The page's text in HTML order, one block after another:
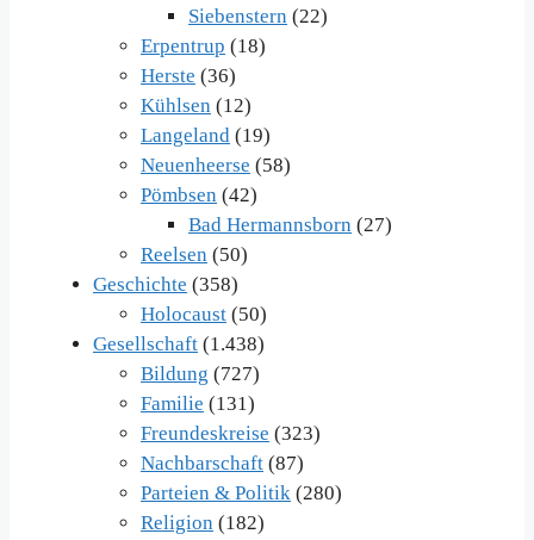
Siebenstern (22)
Erpentrup (18)
Herste (36)
Kühlsen (12)
Langeland (19)
Neuenheerse (58)
Pömbsen (42)
Bad Hermannsborn (27)
Reelsen (50)
Geschichte (358)
Holocaust (50)
Gesellschaft (1.438)
Bildung (727)
Familie (131)
Freundeskreise (323)
Nachbarschaft (87)
Parteien & Politik (280)
Religion (182)